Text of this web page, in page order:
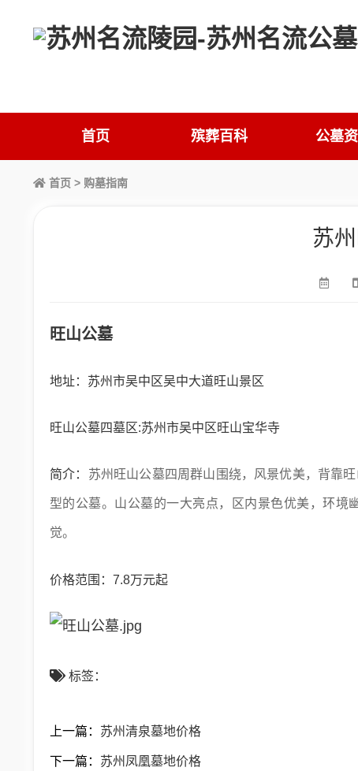
首页 殡葬百科 公墓
首页 > 购墓指南
苏
旺山公墓
地址：苏州市吴中区吴中大道旺山景区
旺山公墓四墓区:苏州市吴中区旺山宝华寺
简介： 苏州旺山公墓四周群山围绕，风景优美，背靠
型的公墓。山公墓的一大亮点，区内景色优美，环
觉。
价格范围：7.8万元起
标签：
上一篇： 苏州清泉墓地价格
下一篇： 苏州凤凰墓地价格